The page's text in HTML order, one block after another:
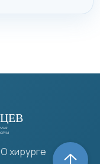
О хирурге